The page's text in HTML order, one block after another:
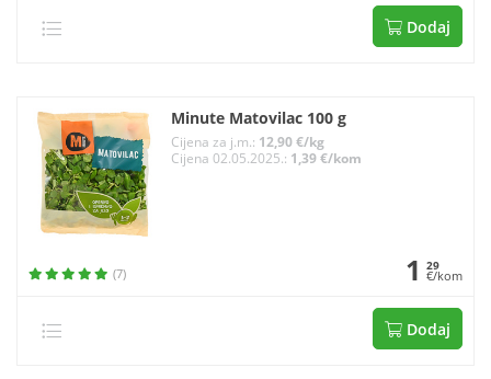
Dodaj
Minute Matovilac 100 g
Cijena za j.m.: 12,90 €/kg
Cijena 02.05.2025.: 1,39 €/kom
(7) 1 29
€/kom
Dodaj